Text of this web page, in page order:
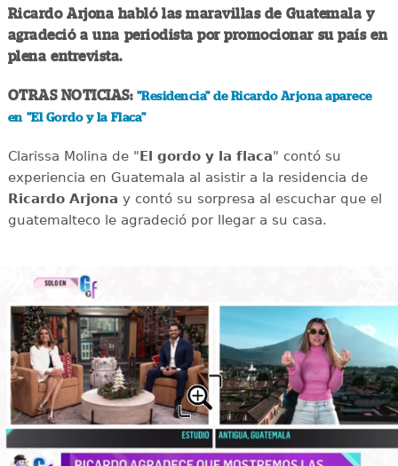
Ricardo Arjona habló las maravillas de Guatemala y
agradeció a una periodista por promocionar su país en
plena entrevista.
OTRAS NOTICIAS: "Residencia" de Ricardo Arjona aparece
en "El Gordo y la Flaca"
Clarissa Molina de "El gordo y la flaca" contó su
experiencia en Guatemala al asistir a la residencia de
Ricardo Arjona y contó su sorpresa al escuchar que el
guatemalteco le agradeció por llegar a su casa.